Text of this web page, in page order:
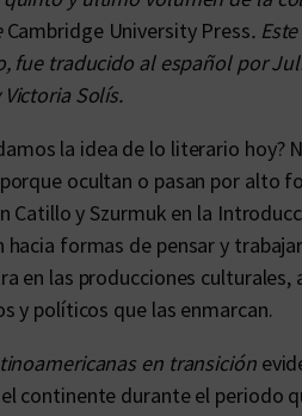
Cambridge University Press.
fue traducido al español por
Solís.
la idea de lo literario
ocultan o pasan por alto
Catillo y Szurmuk en la
hacia formas de pensar y
en las producciones
y políticos que las enmarcan.
en transición
continente durante el periodo